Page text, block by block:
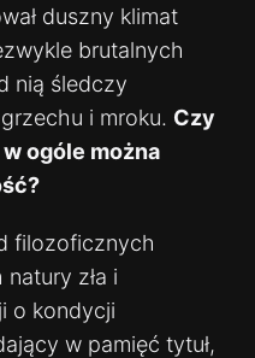
duszny klimat
brutalnych
nią śledczy
i mroku. Czy
ogóle można
filozoficznych
zła i
o kondycji
w pamięć tytuł,